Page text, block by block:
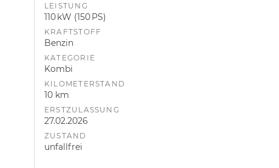
LEISTUNG
110 kW (150 PS)
KRAFTSTOFF
Benzin
KATEGORIE
Kombi
KILOMETERSTAND
10 km
ERSTZULASSUNG
27.02.2026
ZUSTAND
unfallfrei